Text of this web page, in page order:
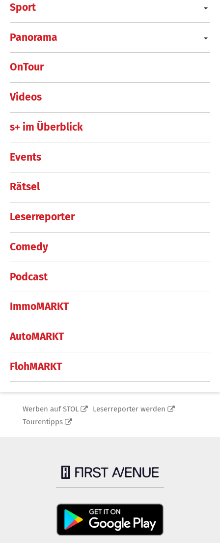
Sport
Panorama
OnTour
Videos
s+ im Überblick
Events
Rätsel
Leserreporter
Comedy
Podcast
ImmoMARKT
AutoMARKT
FlohMARKT
Werben auf STOL
Leserreporter werden
Tourentipps